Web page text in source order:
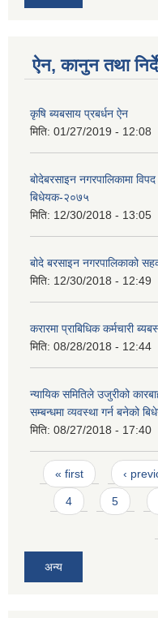
ऐन, कानुन तथा
कृषि ब्यबसाय प्रबर्धन ऐन
मिति: 01/27/2019 - 12:08
बोदेबरसाइन नगरपालिकामा
बिधेयक-२०७५
मिति: 12/30/2018 - 13:05
बोदे बरसाइन नगरपालिकाको
मिति: 12/30/2018 - 12:49
करारमा प्राबिधिक कर्मचारी
मिति: 08/28/2018 - 12:44
न्यायिक समितिले उजुरीको
सम्बन्धमा व्यवस्था गर्न बनेको
मिति: 08/27/2018 - 17:40
Pages
« first ‹
4 5
अन्य